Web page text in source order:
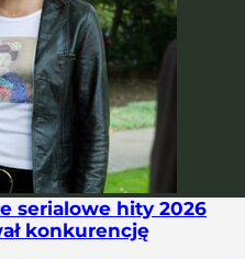
serialowe hity 2026
konkurencję